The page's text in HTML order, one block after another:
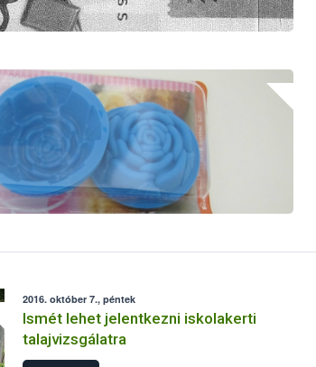
2016. október 7., péntek
Ismét lehet jelentkezni iskolakerti
talajvizsgálatra